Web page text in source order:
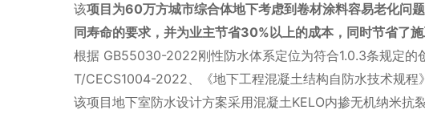
该项目为60万方城市综合体地下考虑到卷材涂料容易老化问
同寿命的要求，并为业主节省30%以上的成本，同时节省了施
根据 GB55030-2022刚性防水体系定位为符合1.0.3条规定的
T/CECS1004-2022、《地下工程混凝土结构自防水技术规
该项目地下室防水设计方案采用混凝土KELO内掺无机纳米